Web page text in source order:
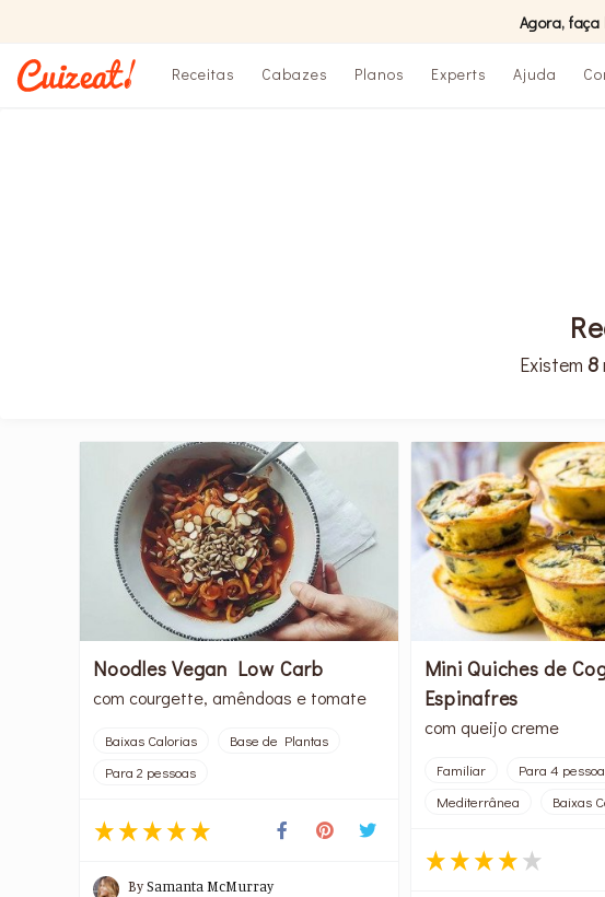
Agora, faça
Receitas Cabazes Planos Experts Ajuda
Existem 8
Noodles Vegan Low Carb
com courgette, amêndoas e tomate
Baixas Calorias
Base de Plantas
Para 2 pessoas
BySamanta McMurray
Mini Quiches de
Espinafres
com queijo creme
Familiar
Para 4
Mediterrânea
Baixas